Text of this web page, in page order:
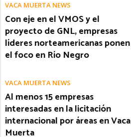
VACA MUERTA NEWS
Con eje en el VMOS y el
proyecto de GNL, empresas
líderes norteamericanas ponen
el foco en Río Negro
VACA MUERTA NEWS
Al menos 15 empresas
interesadas en la licitación
internacional por áreas en Vaca
Muerta